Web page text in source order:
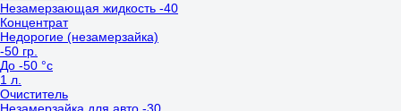
Незамерзающая жидкость -40
Концентрат
Недорогие (незамерзайка)
-50 гр.
До -50 °с
1 л.
Очиститель